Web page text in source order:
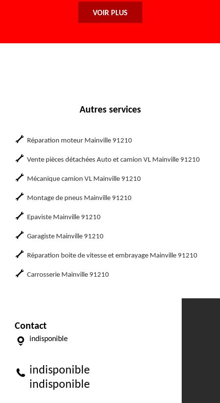
VOIR PLUS
Autres services
Réparation moteur Mainville 91210
Vente pièces détachées Auto et camion VL Mainville 91210
Mécanique camion VL Mainville 91210
Montage de pneus Mainville 91210
Epaviste Mainville 91210
Garagiste Mainville 91210
Réparation boite de vitesse et embrayage Mainville 91210
Carrosserie Mainville 91210
Contact
indisponible
indisponible
indisponible